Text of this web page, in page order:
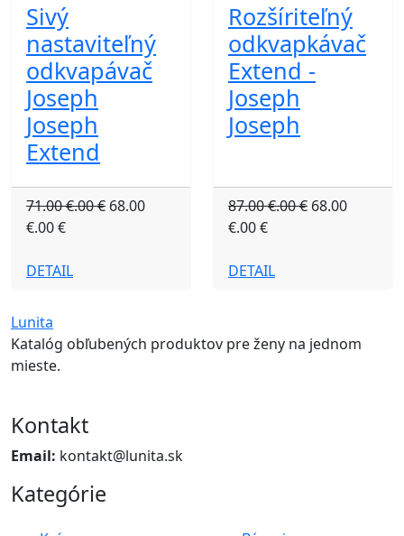
Sivý
nastaviteľný
odkvapávač
Joseph
Joseph
Extend
71.00 €.00 € 68.00
€.00 €
DETAIL
Rozšíriteľný
odkvapkávač
Extend -
Joseph
Joseph
87.00 €.00 € 68.00
€.00 €
DETAIL
Lunita
Katalóg obľubených produktov pre ženy na jednom
mieste.
Kontakt
Email: kontakt@lunita.sk
Kategórie